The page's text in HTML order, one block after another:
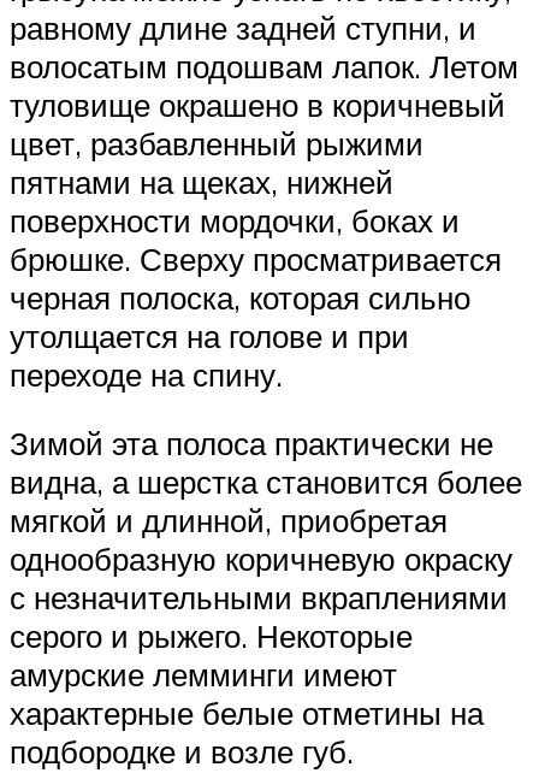
равному длине задней ступни, и
волосатым подошвам лапок. Летом
туловище окрашено в коричневый
цвет, разбавленный рыжими
пятнами на щеках, нижней
поверхности мордочки, боках и
брюшке. Сверху просматривается
черная полоска, которая сильно
утолщается на голове и при
переходе на спину.
Зимой эта полоса практически не
видна, а шерстка становится более
мягкой и длинной, приобретая
однообразную коричневую окраску
с незначительными вкраплениями
серого и рыжего. Некоторые
амурские лемминги имеют
характерные белые отметины на
подбородке и возле губ.